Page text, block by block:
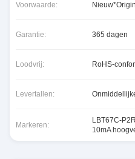
Voorwaarde:
Garantie: 365 dagen
Loodvrij: RoHS-
Levertallen:
Markeren:
LBT67C-
10mA